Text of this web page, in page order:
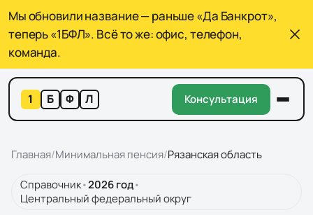
Мы обновили название — раньше «Да Банкрот»,
теперь «1БФЛ». Всё то же: офис, телефон,
команда.
1 Б Ф Л Консультация
Главная/Минимальная пенсия/Рязанская область
Справочник•2026год•
Центральный федеральный округ